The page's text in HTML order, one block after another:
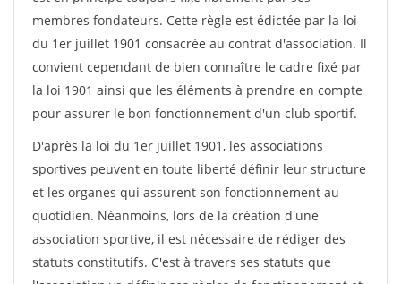
membres fondateurs. Cette règle est édictée par la loi
du 1er juillet 1901 consacrée au contrat d'association. Il
convient cependant de bien connaître le cadre fixé par
la loi 1901 ainsi que les éléments à prendre en compte
pour assurer le bon fonctionnement d'un club sportif.
D'après la loi du 1er juillet 1901, les associations
sportives peuvent en toute liberté définir leur structure
et les organes qui assurent son fonctionnement au
quotidien. Néanmoins, lors de la création d'une
association sportive, il est nécessaire de rédiger des
statuts constitutifs. C'est à travers ses statuts que